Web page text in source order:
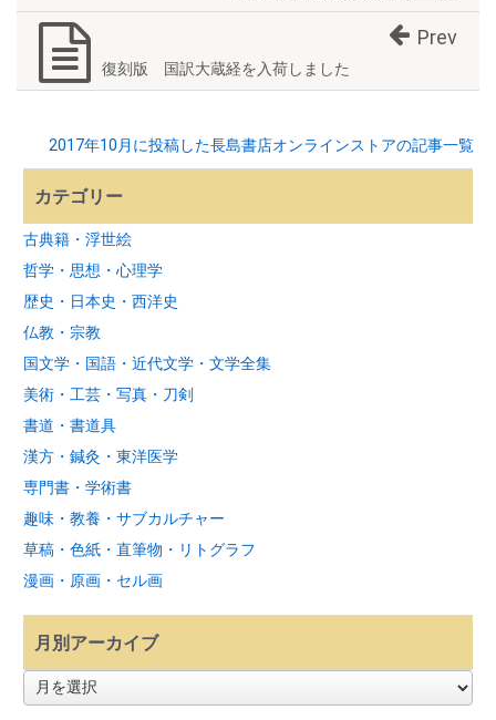
復刻版 国訳大蔵経を入荷しました
Prev
2017年10月に投稿した長島書店オンラインストアの記事一覧
カテゴリー
古典籍・浮世絵
哲学・思想・心理学
歴史・日本史・西洋史
仏教・宗教
国文学・国語・近代文学・文学全集
美術・工芸・写真・刀剣
書道・書道具
漢方・鍼灸・東洋医学
専門書・学術書
趣味・教養・サブカルチャー
草稿・色紙・直筆物・リトグラフ
漫画・原画・セル画
月別アーカイブ
別